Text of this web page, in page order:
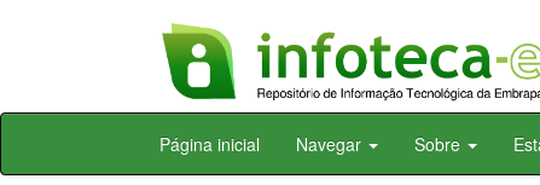
Skip
Página inicial Navegar Sobre